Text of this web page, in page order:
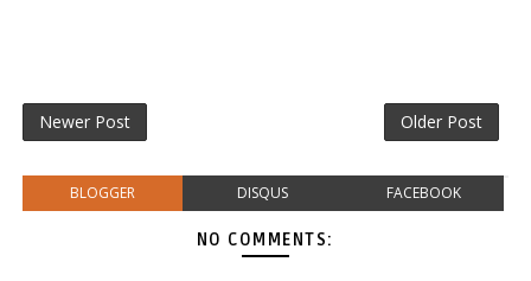
Newer Post Older Post
BLOGGER DISQUS FACEBOOK
NO COMMENTS: